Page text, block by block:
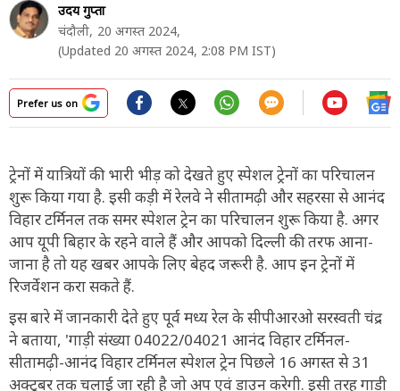
उदय गुप्ता
चंदौली, 20 अगस्त 2024,
(Updated 20 अगस्त 2024, 2:08 PM IST)
Prefer us on
ट्रेनों में यात्रियों की भारी भीड़ को देखते हुए स्पेशल ट्रेनों का परिचालन
शुरू किया गया है. इसी कड़ी में रेलवे ने सीतामढ़ी और सहरसा से आनंद
विहार टर्मिनल तक समर स्पेशल ट्रेन का परिचालन शुरू किया है. अगर
आप यूपी बिहार के रहने वाले हैं और आपको दिल्ली की तरफ आना-
जाना है तो यह खबर आपके लिए बेहद जरूरी है. आप इन ट्रेनों में
रिजर्वेशन करा सकते हैं.
इस बारे में जानकारी देते हुए पूर्व मध्य रेल के सीपीआरओ सरस्वती चंद्र
ने बताया, 'गाड़ी संख्या 04022/04021 आनंद विहार टर्मिनल-
सीतामढ़ी-आनंद विहार टर्मिनल स्पेशल ट्रेन पिछले 16 अगस्त से 31
अक्टूबर तक चलाई जा रही है जो अप एवं डाउन करेगी. इसी तरह गाड़ी